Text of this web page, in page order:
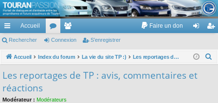
TouranPassion
Le forum des propriétaires ou futurs acquéreurs du Volkswagen Touran
cc
ès
pi
de
Accueil
or
u
e
m
Faire un don
ne nr
Rechercher Connexion S’enregistrer
Accueil Index du forum La vie du site TP :) Les reportages de TP : avis, commentaires et réactions
Les reportages de TP : avis, commentaires et
réactions
Modérateur : Modérateurs